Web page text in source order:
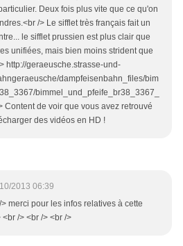
Deux fois plus vite que ce qu'on
/> Le sifflet très français fait un
le sifflet prussien est plus clair que
unifiées, mais bien moins strident que
http://geraeusche.strasse-und-
dampfeisenbahn_files/bim
bimmel_und_pfeife_br38_3367_
Content de voir que vous avez retrouvé
des vidéos en HD !
2013 06:39
merci pour les infos relatives à cette
<br /> <br /> <br />